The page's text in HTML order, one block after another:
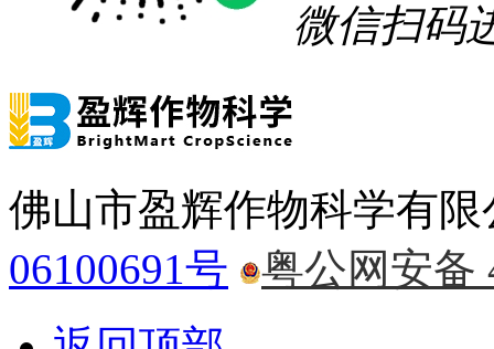
微信扫码
佛山市盈辉作物科学有
06100691号
粤公网安备